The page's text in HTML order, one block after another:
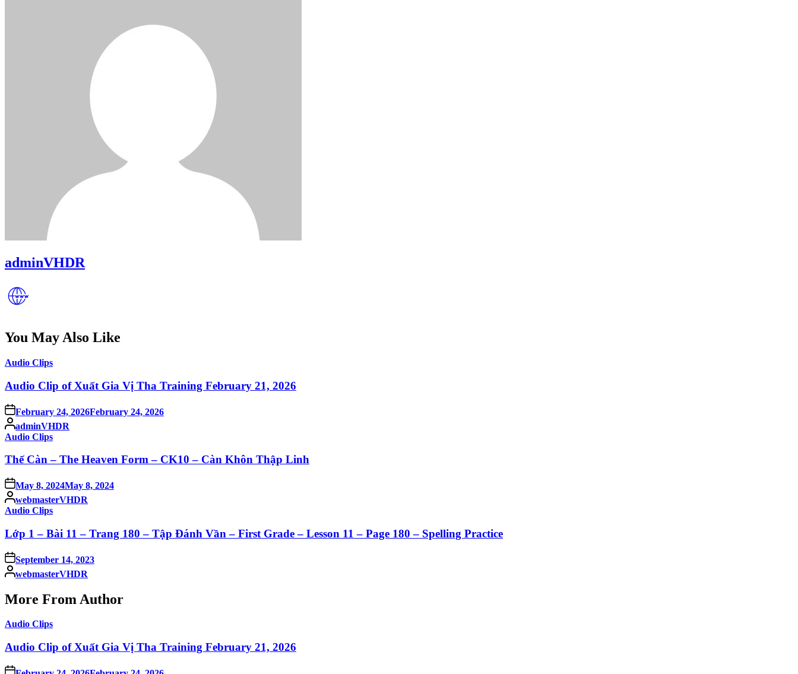
adminVHDR
You May Also Like
Posted
Audio Clips
Audio Clip of Xuất Gia Vị Tha Training February 21, 2026
Posted
on
February 24, 2026February 24, 2026
Posted
by
adminVHDR
Posted
Audio Clips
Thế Càn – The Heaven Form – CK10 – Càn Khôn Thập Linh
Posted
on
May 8, 2024May 8, 2024
Posted
by
webmasterVHDR
Posted
Audio Clips
Lớp 1 – Bài 11 – Trang 180 – Tập Đánh Vần – First Grade – Lesson 11 – Page 180 – Spelling Practice
Posted
on
September 14, 2023
Posted
by
webmasterVHDR
More From Author
Posted
Audio Clips
Audio Clip of Xuất Gia Vị Tha Training February 21, 2026
Posted